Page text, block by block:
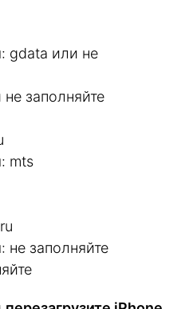
gdata или не
заполняйте
mts
не заполняйте